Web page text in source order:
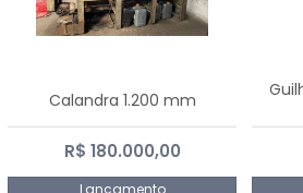
Calandra 1.200 mm
R$ 180.000,00
Lançamento